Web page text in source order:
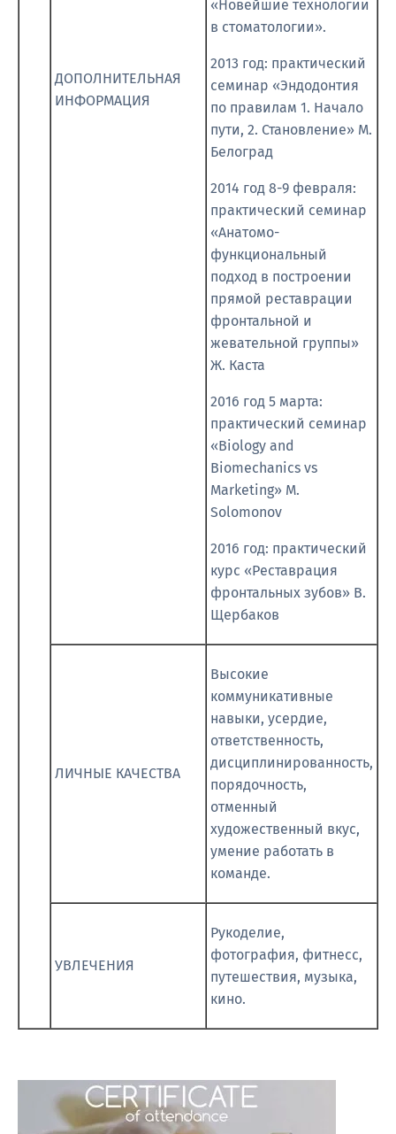
ДОПОЛНИТЕЛЬНАЯ
ИНФОРМАЦИЯ
«Новейшие технологии
в стоматологии».
2013 год: практический
семинар «Эндодонтия
по правилам 1. Начало
пути, 2. Становление» М.
Белоград
2014 год 8-9 февраля:
практический семинар
«Анатомо-
функциональный
подход в построении
прямой реставрации
фронтальной и
жевательной группы»
Ж. Каста
2016 год 5 марта:
практический семинар
«Biology and
Biomechanics vs
Marketing» M.
Solomonov
2016 год: практический
курс «Реставрация
фронтальных зубов» В.
Щербаков
ЛИЧНЫЕ КАЧЕСТВА
Высокие
коммуникативные
навыки, усердие,
ответственность,
дисциплинированность,
порядочность,
отменный
художественный вкус,
умение работать в
команде.
УВЛЕЧЕНИЯ
Рукоделие,
фотография, фитнесс,
путешествия, музыка,
кино.